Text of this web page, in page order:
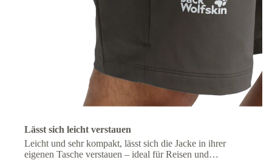
Lässt sich leicht verstauen
Leicht und sehr kompakt, lässt sich die Jacke in ihrer
eigenen Tasche verstauen – ideal für Reisen und